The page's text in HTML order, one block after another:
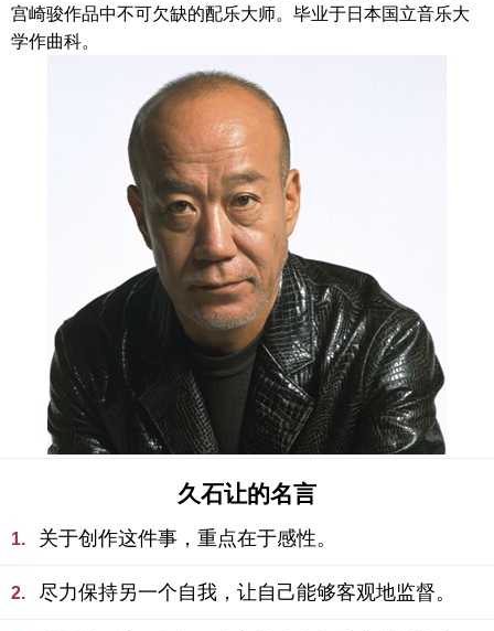
宫崎骏作品中不可欠缺的配乐大师。毕业于日本国立音乐大
学作曲科。
久石让的名言
1. 关于创作这件事，重点在于感性。
2. 尽力保持另一个自我，让自己能够客观地监督。